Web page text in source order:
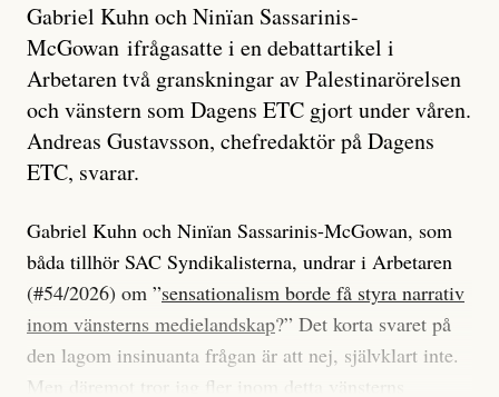
Gabriel Kuhn och Ninïan Sassarinis-
McGowan ifrågasatte i en debattartikel i
Arbetaren två granskningar av Palestinarörelsen
och vänstern som Dagens ETC gjort under våren.
Andreas Gustavsson, chefredaktör på Dagens
ETC, svarar.
Gabriel Kuhn och Ninïan Sassarinis-McGowan, som
båda tillhör SAC Syndikalisterna, undrar i Arbetaren
(#54/2026) om ”sensationalism borde få styra narrativ
inom vänsterns medielandskap?” Det korta svaret på
den lagom insinuanta frågan är att nej, självklart inte.
Men däremot tror jag fler inom detta vänsterns